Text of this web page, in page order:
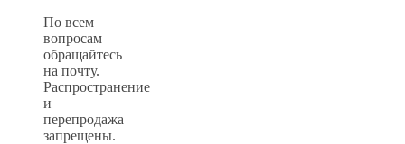
По всем
вопросам
обращайтесь
на почту.
Распространение
и
перепродажа
запрещены.